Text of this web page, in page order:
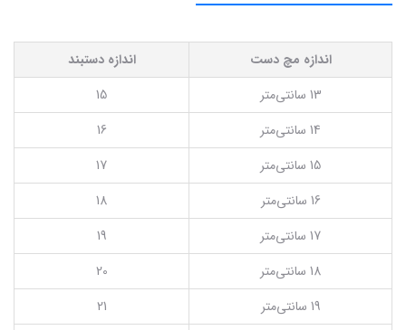
اندازه مچ دست
اندازه دستبند
13 سانتی‌متر
15
14 سانتی‌متر
16
15 سانتی‌متر
17
16 سانتی‌متر
18
17 سانتی‌متر
19
18 سانتی‌متر
20
19 سانتی‌متر
21